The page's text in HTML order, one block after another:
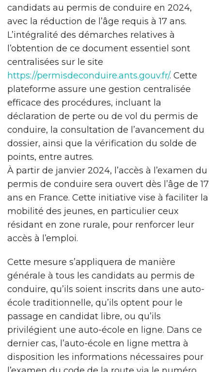
candidats au permis de conduire en 2024,
avec la réduction de l’âge requis à 17 ans.
L’intégralité des démarches relatives à
l’obtention de ce document essentiel sont
centralisées sur le site
https://permisdeconduire.ants.gouv.fr/. Cette
plateforme assure une gestion centralisée
efficace des procédures, incluant la
déclaration de perte ou de vol du permis de
conduire, la consultation de l’avancement du
dossier, ainsi que la vérification du solde de
points, entre autres.
À partir de janvier 2024, l’accès à l’examen du
permis de conduire sera ouvert dès l’âge de 17
ans en France. Cette initiative vise à faciliter la
mobilité des jeunes, en particulier ceux
résidant en zone rurale, pour renforcer leur
accès à l’emploi.
Cette mesure s’appliquera de manière
générale à tous les candidats au permis de
conduire, qu’ils soient inscrits dans une auto-
école traditionnelle, qu’ils optent pour le
passage en candidat libre, ou qu’ils
privilégient une auto-école en ligne. Dans ce
dernier cas, l’auto-école en ligne mettra à
disposition les informations nécessaires pour